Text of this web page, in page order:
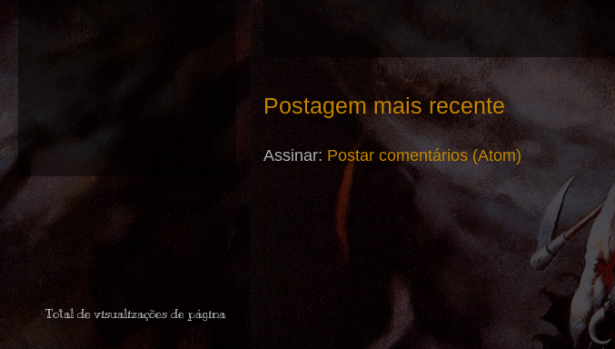
Postagem mais recente
Assinar: Postar comentários (Atom)
Total de visualizações de página